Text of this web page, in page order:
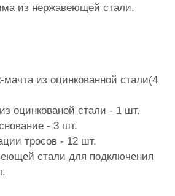
из нержавеющей стали.
из оцинкованной стали(4
оцинкованой стали - 1 шт.
- 3 шт.
тросов - 12 шт.
стали для подключения